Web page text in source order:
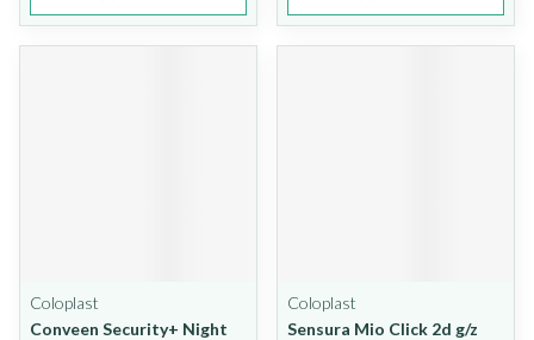
Coloplast
Conveen Security+ Night
Coloplast
Sensura Mio Click 2d g/z